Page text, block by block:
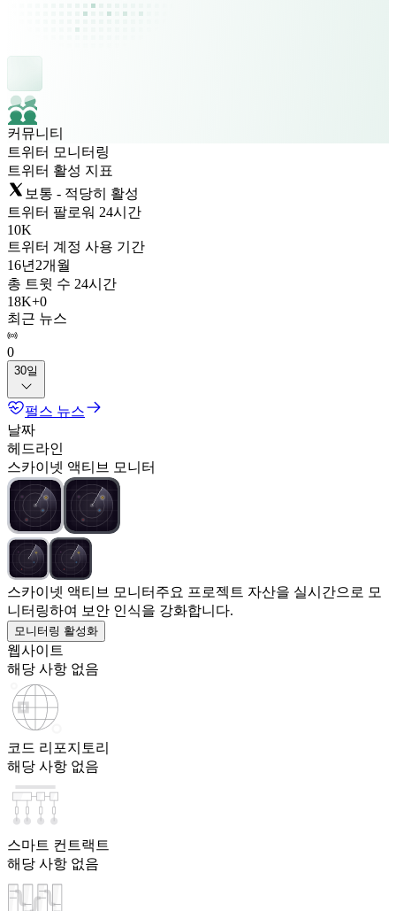
커뮤니티
트위터 모니터링
트위터 활성 지표
보통 - 적당히 활성
트위터 팔로워 24시간
10K
트위터 계정 사용 기간
16년 2개월
총 트윗 수 24시간
18K+0
최근 뉴스
0
30일
펄스 뉴스
날짜
헤드라인
스카이넷 액티브 모니터
스카이넷 액티브 모니터 주요 프로젝트 자산을 실시간으로 모
니터링하여 보안 인식을 강화합니다.
모니터링 활성화
웹사이트
해당 사항 없음
코드 리포지토리
해당 사항 없음
스마트 컨트랙트
해당 사항 없음